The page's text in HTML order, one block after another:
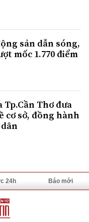
sản dẫn sóng,
mốc 1.770 điểm
Tp.Cần Thơ đưa
cơ sở, đồng hành
24h Báo mới